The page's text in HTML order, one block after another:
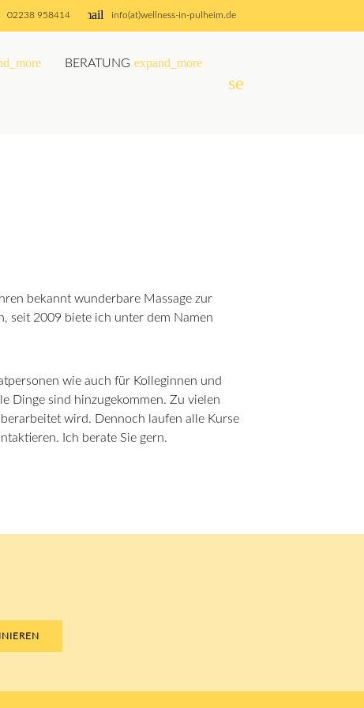
email info(at)wellness-in-pulheim.de
02238 958414
BERATUNG expand_more
search
bekannt wunderbare Massage zur
seit 2009 biete ich unter dem Namen
wie auch für Kolleginnen und
Dinge sind hinzugekommen. Zu vielen
wird. Dennoch laufen alle Kurse
Ich berate Sie gern.